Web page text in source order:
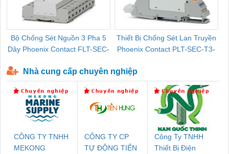
Bộ Chống Sét Nguồn 3 Pha 5
Dây Phoenix Contact FLT-SEC-
Thiết Bị Chống Sét Lan Truyền
Phoenix Contact PLT-SEC-T3-
Nhà cung cấp chuyên nghiệp
CÔNG TY TNHH
MEKONG
CÔNG TY CP
TỰ ĐỘNG TIẾN
Công Ty TNHH
Thiết Bị Điện